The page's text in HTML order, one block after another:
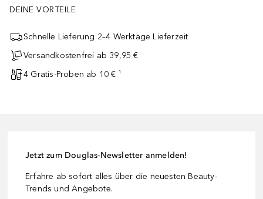
DEINE VORTEILE
Schnelle Lieferung 2–4 Werktage Lieferzeit
Versandkostenfrei ab 39,95 €
4 Gratis-Proben ab 10 € ¹
Jetzt zum Douglas-Newsletter anmelden!
Erfahre ab sofort alles über die neuesten Beauty-
Trends und Angebote.